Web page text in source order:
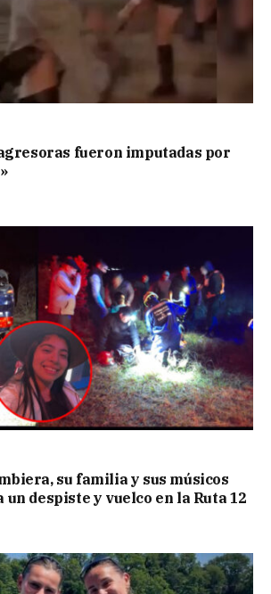
fueron imputadas por
su familia y sus músicos
despiste y vuelco en la Ruta 12